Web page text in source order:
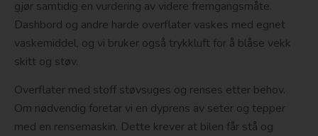
gjør samtidig en vurdering av videre fremgangsmåte.
Dashbord og andre harde overflater vaskes med egnet
vaskemiddel, og vi bruker også trykkluft for å blåse vekk
skitt og støv.
Overflater med stoff støvsuges og renses etter behov.
Om nødvendig foretar vi en dyprens av seter og tepper
med en rensemaskin. Dette krever at bilen får stå og